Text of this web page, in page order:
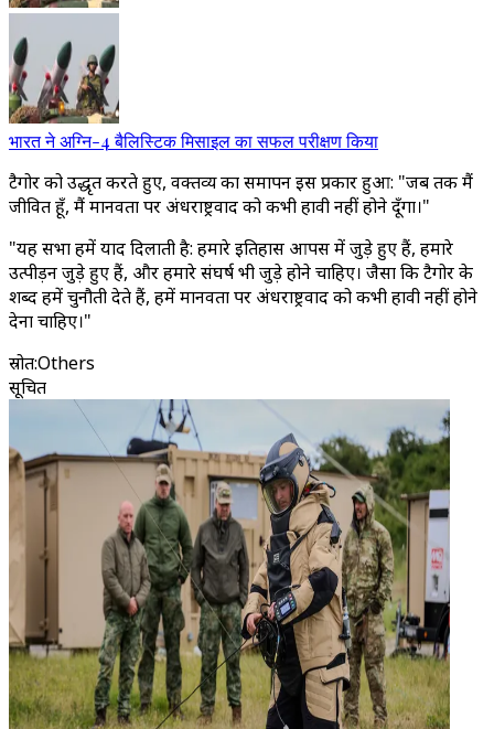
भारत ने अग्नि-4 बैलिस्टिक मिसाइल का सफल परीक्षण किया
टैगोर को उद्धृत करते हुए, वक्तव्य का समापन इस प्रकार हुआ: "जब तक मैं
जीवित हूँ, मैं मानवता पर अंधराष्ट्रवाद को कभी हावी नहीं होने दूँगा।"
"यह सभा हमें याद दिलाती है: हमारे इतिहास आपस में जुड़े हुए हैं, हमारे
उत्पीड़न जुड़े हुए हैं, और हमारे संघर्ष भी जुड़े होने चाहिए। जैसा कि टैगोर के
शब्द हमें चुनौती देते हैं, हमें मानवता पर अंधराष्ट्रवाद को कभी हावी नहीं होने
देना चाहिए।"
स्रोत:Others
सूचित